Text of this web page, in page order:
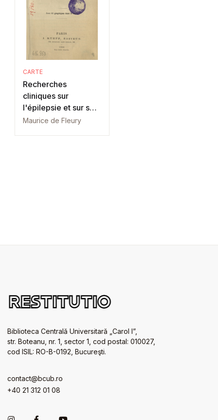
CARTE
Recherches
cliniques sur
l'épilepsie et sur son
traitement
Maurice de Fleury
Biblioteca Centrală Universitară „Carol I”,
str. Boteanu, nr. 1, sector 1, cod postal: 010027,
cod ISIL: RO-B-0192, Bucureşti.
contact@bcub.ro
+40 21 312 01 08